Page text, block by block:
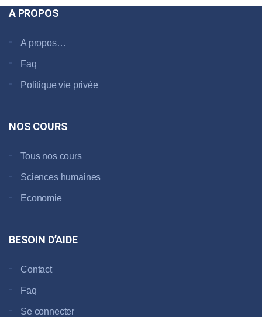
A PROPOS
A propos…
Faq
Politique vie privée
NOS COURS
Tous nos cours
Sciences humaines
Economie
BESOIN D’AIDE
Contact
Faq
Se connecter